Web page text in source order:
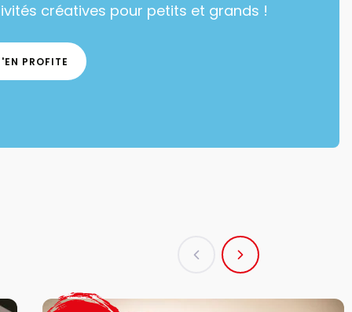
créatives pour petits et grands !
PROFITE